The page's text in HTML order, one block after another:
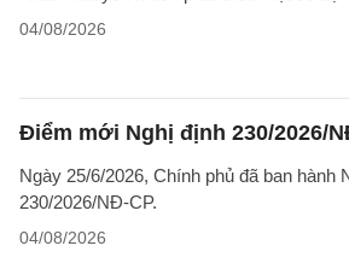
04/08/2026
Điểm mới Nghị định 230/2026/
Ngày 25/6/2026, Chính phủ đã ban
230/2026/NĐ-CP.
04/08/2026